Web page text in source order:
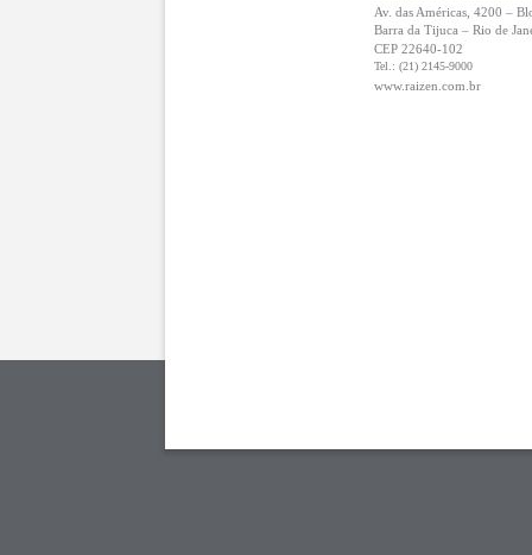
Av. das Américas, 4200 –
Barra da Tijuca – Rio de
CEP 22640-102
Tel.: (21) 2145-9000
www.raizen.com.br